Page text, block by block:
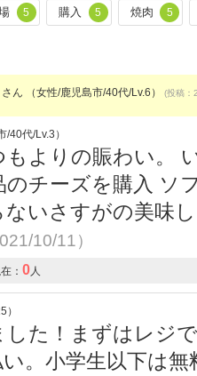
5 購入 5 焼肉 5
さん （女性/鹿児島市/40代/Lv.6） (投稿
40代/Lv.3）
よりの賑わい。
チーズを購入 ソ
いさすがの美味
10/11）
： 0人
た！まずはレジ
。小学生以下は